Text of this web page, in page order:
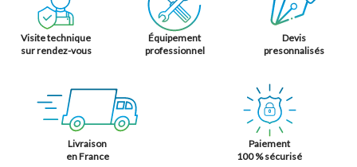
Visite technique
sur rendez-vous
Équipement
professionnel
Devis
presonnalisés
Livraison
en France
Paiement
100 % sécurisé